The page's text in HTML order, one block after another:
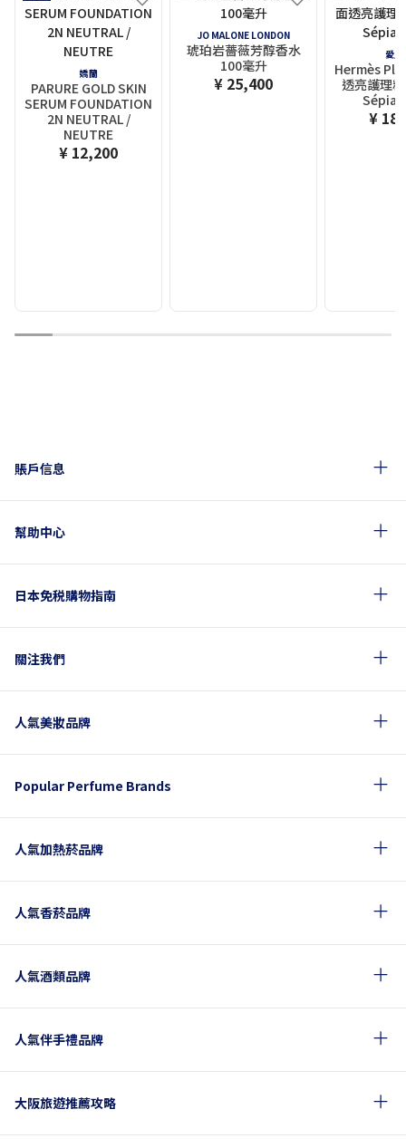
嬌蘭
PARURE GOLD SKIN
SERUM FOUNDATION
2N NEUTRAL /
NEUTRE
¥ 12,200
JO MALONE LONDON
琥珀岩薔薇芳醇香水
100毫升
¥ 25,400
愛馬
Hermès
透亮護理
Sépia
¥
1 2 3 4 5 6 7 8 9 10
賬戶信息
幫助中心
日本免税購物指南
關注我們
人氣美妝品牌
Popular Perfume Brands
人氣加熱菸品牌
人氣香菸品牌
人氣酒類品牌
人氣伴手禮品牌
大阪旅遊推薦攻略